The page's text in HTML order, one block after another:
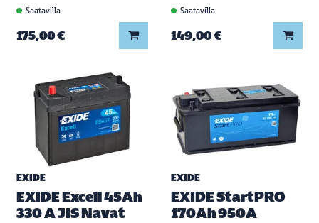
Saatavilla
175,00 € Lisää koriin
Saatavilla
149,00 €
EXIDE
EXIDE Excell 45Ah
330 A JIS Navat
EXIDE
EXIDE StartPRO
170Ah 950A